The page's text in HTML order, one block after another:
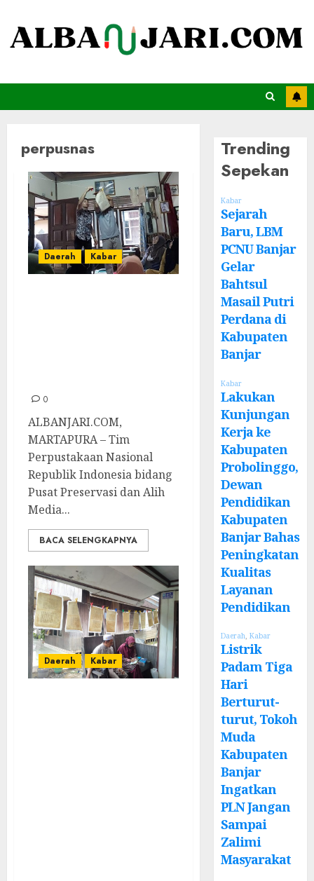
perpusnas
Daerah Kabar
0
ALBANJARI.COM,
MARTAPURA – Tim
Perpustakaan Nasional
Republik Indonesia bidang
Pusat Preservasi dan Alih
Media...
BACA SELENGKAPNYA
Daerah Kabar
Trending
Sepekan
Kabar
Sejarah
Baru, LBM
PCNU Banjar
Gelar
Bahtsul
Masail Putri
Perdana di
Kabupaten
Banjar
Kabar
Lakukan
Kunjungan
Kerja ke
Kabupaten
Probolinggo,
Dewan
Pendidikan
Kabupaten
Banjar Bahas
Peningkatan
Kualitas
Layanan
Pendidikan
Daerah ,Kabar
Listrik
Padam Tiga
Hari
Berturut-
turut, Tokoh
Muda
Kabupaten
Banjar
Ingatkan
PLN Jangan
Sampai
Zalimi
Masyarakat